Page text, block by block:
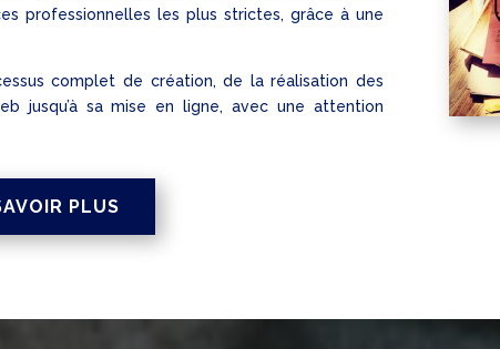
professionnelles les plus strictes, grâce à une
complet de création, de la réalisation des
jusqu’à sa mise en ligne, avec une attention
PLUS